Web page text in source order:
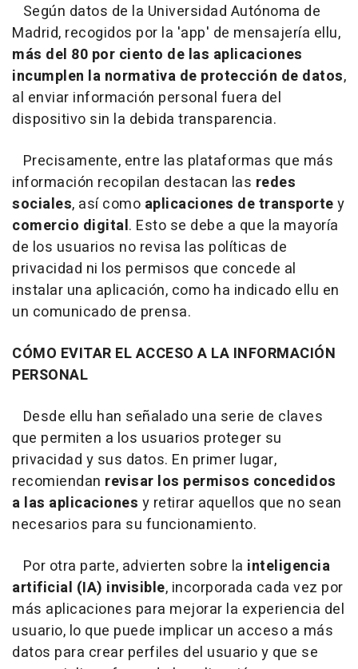
Según datos de la Universidad Autónoma de
Madrid, recogidos por la 'app' de mensajería ellu,
más del 80 por ciento de las aplicaciones
incumplen la normativa de protección de datos,
al enviar información personal fuera del
dispositivo sin la debida transparencia.
Precisamente, entre las plataformas que más
información recopilan destacan las redes
sociales, así como aplicaciones de transportey
comercio digital. Esto se debe a que la mayoría
de los usuarios no revisa las políticas de
privacidad ni los permisos que concede al
instalar una aplicación, como ha indicado ellu en
un comunicado de prensa.
CÓMO EVITAR EL ACCESO A LA INFORMACIÓN
PERSONAL
Desde ellu han señalado una serie de claves
que permiten a los usuarios proteger su
privacidad y sus datos. En primer lugar,
recomiendan revisar los permisos concedidos
a las aplicaciones y retirar aquellos que no sean
necesarios para su funcionamiento.
Por otra parte, advierten sobre la inteligencia
artificial (IA) invisible, incorporada cada vez por
más aplicaciones para mejorar la experiencia del
usuario, lo que puede implicar un acceso a más
datos para crear perfiles del usuario y que se